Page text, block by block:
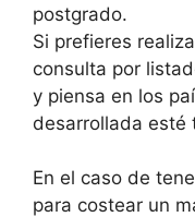
postgrado.
Si prefieres
consulta por
y piensa en los
desarrollada esté
En el caso de
para costear un